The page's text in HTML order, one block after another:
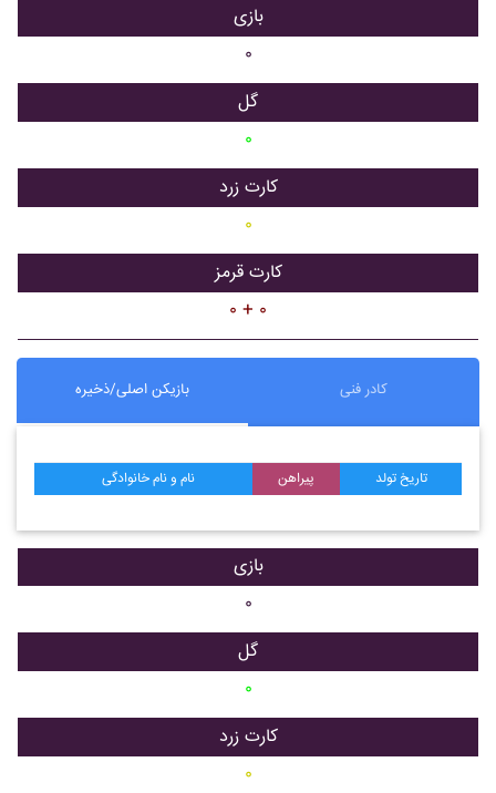
بازی
۰
گل
۰
کارت زرد
۰
کارت قرمز
۰ + ۰
بازیکن اصلی/ذخیره کادر فنی
نام و نام خانوادگی پیراهن تاریخ تولد
بازی
۰
گل
۰
کارت زرد
۰